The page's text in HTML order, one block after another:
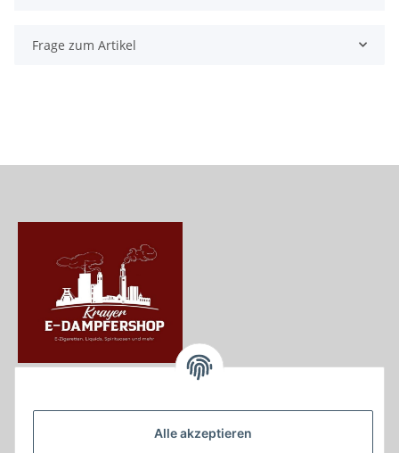
Alle akzeptieren
Frage zum Artikel
Krayerstraße 249